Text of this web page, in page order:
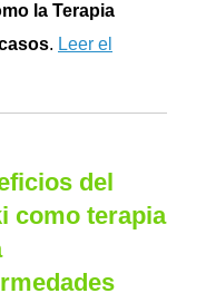
la Terapia
. Leer el
del
como terapia